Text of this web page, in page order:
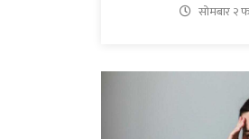
सोमबार २